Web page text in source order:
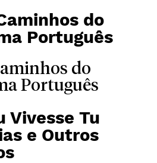
do
Português
do
Português
Vivesse Tu
e Outros